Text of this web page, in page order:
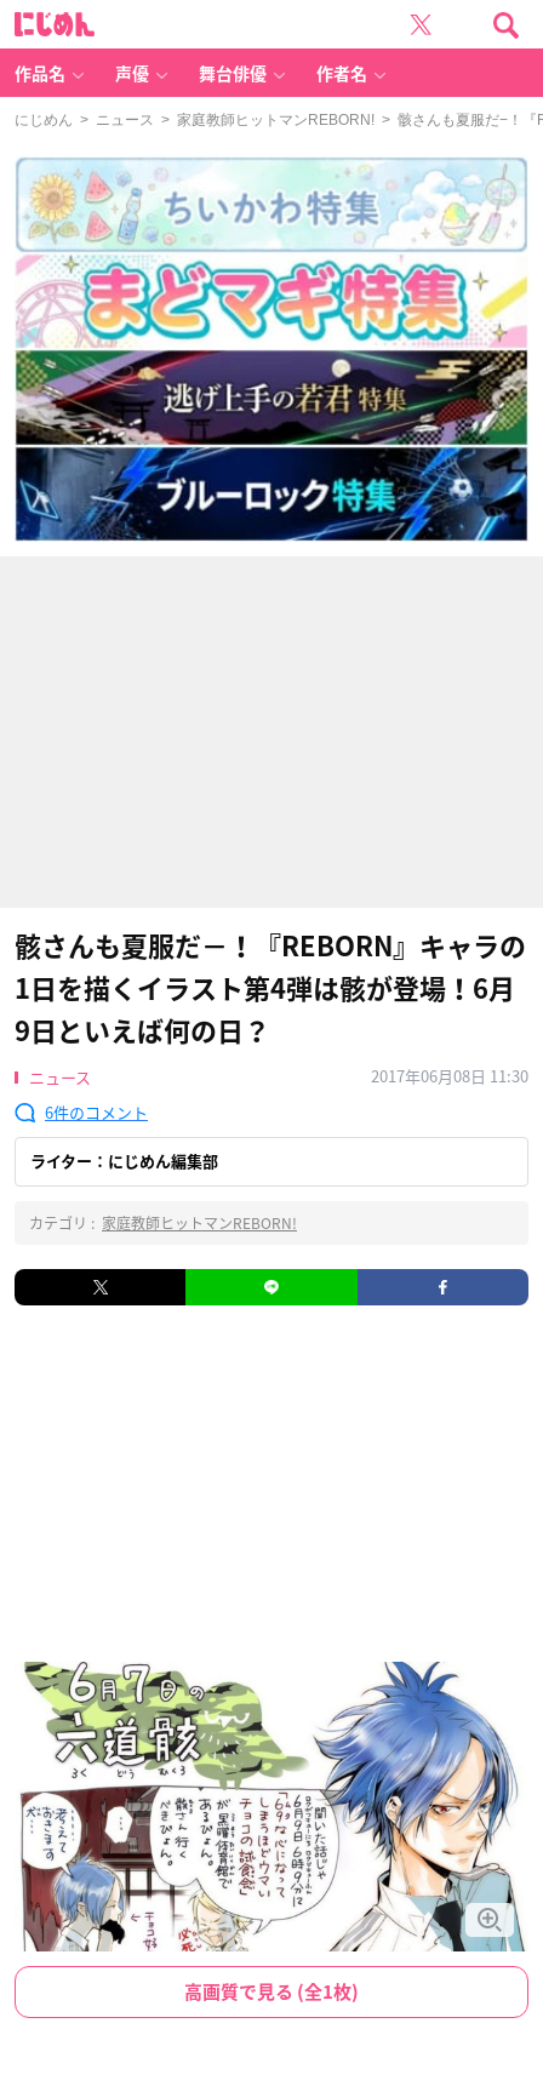
作品名 声優 舞台俳優 作者名
にじめん > ニュース > 家庭教師ヒットマンREBORN! > 骸さんも夏服だ−！『
骸さんも夏服だ−！『REBORN』キャラの
1日を描くイラスト第4弾は骸が登場！6月
9日といえば何の日？
ニュース
2017年06月08日 11:30
6
ライター：にじめん編集部
カテゴリ : 家庭教師ヒットマンREBORN!
高画質で見る (全1枚)